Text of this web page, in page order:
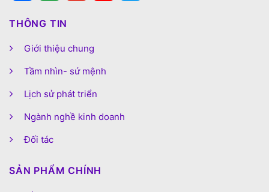
THÔNG TIN
Giới thiệu chung
Tầm nhìn- sứ mệnh
Lịch sử phát triển
Ngành nghề kinh doanh
Đối tác
SẢN PHẨM CHÍNH